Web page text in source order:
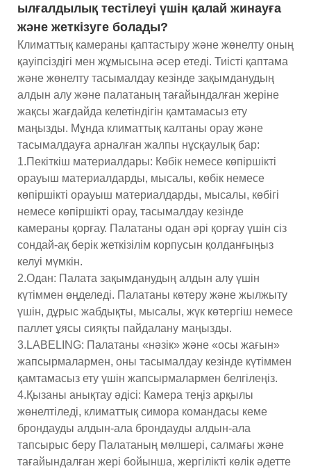
ылғалдылық тестілеуі үшін қалай жинауға
және жеткізуге болады?
Климаттық камераны қаптастыру және жөнелту оның
қауіпсіздігі мен жұмысына әсер етеді. Тиісті қаптама
және жөнелту тасымалдау кезінде зақымданудың
алдын алу және палатаның тағайындалған жеріне
жақсы жағдайда келетіндігін қамтамасыз ету
маңызды. Мұнда климаттық калтаны орау және
тасымалдауға арналған жалпы нұсқаулық бар:
1.Пекіткіш материалдары: Көбік немесе көпіршікті
орауыш материалдарды, мысалы, көбік немесе
көпіршікті орауыш материалдарды, мысалы, көбігі
немесе көпіршікті орау, тасымалдау кезінде
камераны қорғау. Палатаны одан әрі қорғау үшін сіз
сондай-ақ берік жеткізілім корпусын қолданғыңыз
келуі мүмкін.
2.Одан: Палата зақымданудың алдын алу үшін
күтіммен өңделеді. Палатаны көтеру және жылжыту
үшін, дұрыс жабдықты, мысалы, жүк көтергіш немесе
паллет ұясы сияқты пайдалану маңызды.
3.LABELING: Палатаны «нәзік» және «осы жағын»
жапсырмалармен, оны тасымалдау кезінде күтіммен
қамтамасыз ету үшін жапсырмалармен белгілеңіз.
4.Қызаны анықтау әдісі: Камера теңіз арқылы
жөнелтіледі, климаттық симора командасы кеме
брондауды алдын-ала брондауды алдын-ала
тапсырыс беру Палатаның мөлшері, салмағы және
тағайындалған жері бойынша, жергілікті көлік әдетте